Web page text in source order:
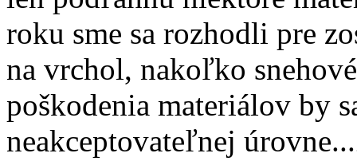
roku sme sa rozhodli pre
na vrchol, nakoľko
poškodenia materiálov by
neakceptovateľnej